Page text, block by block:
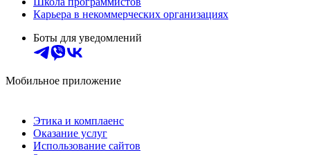
Карьера в некоммерческих организациях
Боты для уведомлений
Мобильное приложение
Этика и комплаенс
Оказание услуг
Использование сайтов